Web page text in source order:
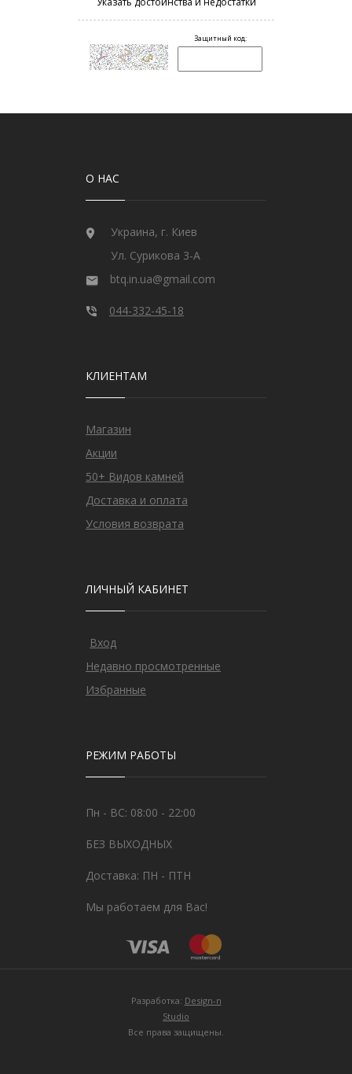
О НАС
Украина, г. Киев
Ул. Сурикова 3-А
btq.in.ua@gmail.com
044-332-45-18
КЛИЕНТАМ
Магазин
Акции
50+ Видов камней
Доставка и оплата
Условия возврата
ЛИЧНЫЙ КАБИНЕТ
Вход
Недавно просмотренные
Избранные
РЕЖИМ РАБОТЫ
Пн - ВС: 08:00 - 22:00
БЕЗ ВЫХОДНЫХ
Доставка: ПН - ПТН
Мы работаем для Вас!
Разработка: Design-n
Studio
Все права защищены.